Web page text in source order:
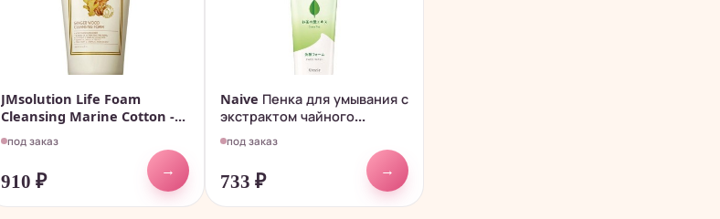
JMsolution Life Foam
Cleansing Marine Cotton -...
под заказ
910 ₽
→
Naive Пенка для умывания с
экстрактом чайного...
под заказ
733 ₽
→